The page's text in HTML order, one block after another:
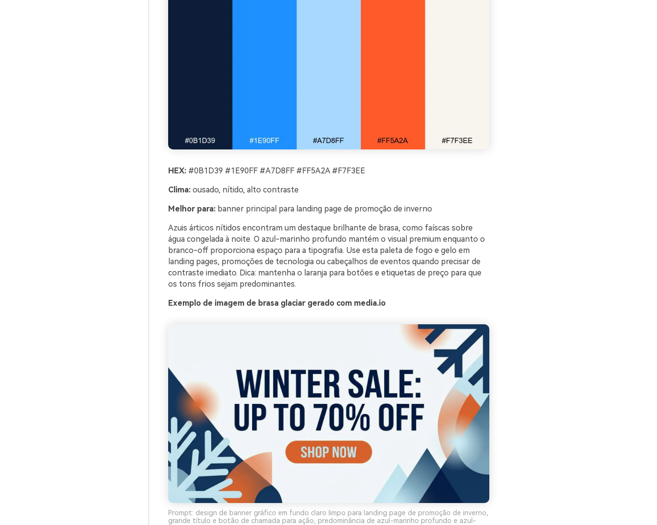
HEX:#0B1D39 #1E90FF #A7D8FF #FF5A2A #F7F3EE
Clima:ousado, nítido, alto contraste
Melhor para:banner principal para landing page de promoção de inverno
Azuis árticos nítidos encontram um destaque brilhante de brasa, como faíscas sobre
água congelada à noite. O azul-marinho profundo mantém o visual premium enquanto o
branco-off proporciona espaço para a tipografia. Use esta paleta de fogo e gelo em
landing pages, promoções de tecnologia ou cabeçalhos de eventos quando precisar de
contraste imediato. Dica: mantenha o laranja para botões e etiquetas de preço para que
os tons frios sejam predominantes.
Exemplo de imagem de brasa glaciar gerado com media.io
Prompt: design de banner gráfico em fundo claro limpo para landing page de promoção de inverno,
grande título e botão de chamada para ação, predominância de azul-marinho profundo e azul-